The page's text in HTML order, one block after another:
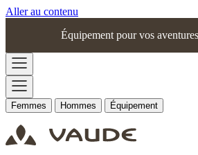
Aller au contenu
Équipement pour vos
Femmes Hommes Équipement